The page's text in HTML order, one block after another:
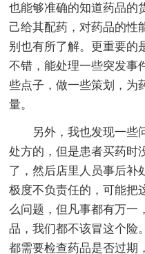
也能够准确的知道药品的
己给其配药，对药品的性
别也有所了解。更重要的
不错，能处理一些突发事
些点子，做一些策划，为
量。
另外，我也发现一些
处方的，但是患者买药时
了，然后店里人员事后补
极度不负责任的，可能把
么问题，但凡事都有万一
品，我们都不该冒这个险
都需要检查药品是否过期